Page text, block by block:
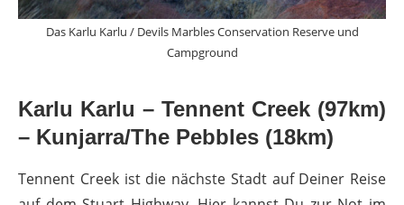
Das Karlu Karlu / Devils Marbles Conservation Reserve und
Campground
Karlu Karlu – Tennent Creek (97km)
– Kunjarra/The Pebbles (18km)
Tennent Creek ist die nächste Stadt auf Deiner Reise